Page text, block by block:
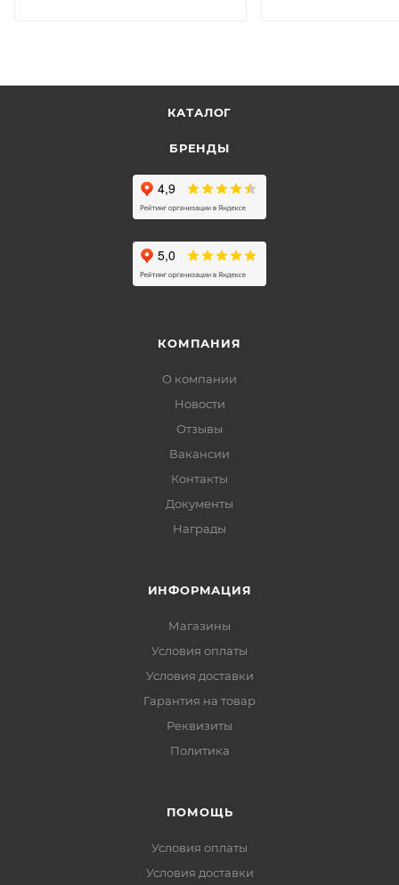
КАТАЛОГ
БРЕНДЫ
КОМПАНИЯ
О компании
Новости
Отзывы
Вакансии
Контакты
Документы
Награды
ИНФОРМАЦИЯ
Магазины
Условия оплаты
Условия доставки
Гарантия на товар
Реквизиты
Политика
ПОМОЩЬ
Условия оплаты
Условия доставки